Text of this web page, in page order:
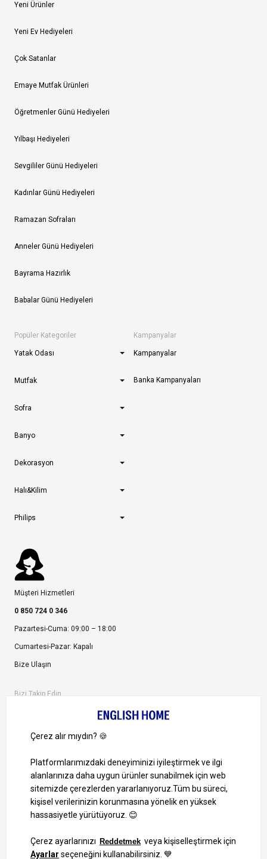
Yeni Ürünler
Yeni Ev Hediyeleri
Çok Satanlar
Emaye Mutfak Ürünleri
Öğretmenler Günü Hediyeleri
Yılbaşı Hediyeleri
Sevgililer Günü Hediyeleri
Kadınlar Günü Hediyeleri
Ramazan Sofraları
Anneler Günü Hediyeleri
Bayrama Hazırlık
Babalar Günü Hediyeleri
Popüler Kategoriler
Yatak Odası
Mutfak
Sofra
Banyo
Dekorasyon
Halı&Kilim
Philips
Kampanyalar
Kampanyalar
Banka Kampanyaları
Müşteri Hizmetleri
0 850 724 0 346
Pazartesi-Cuma: 09:00 – 18:00
Cumartesi-Pazar: Kapalı
Bize Ulaşın
Bizi Takip Edin
1000 TL ve Üzeri Alışverişlerinizde Kargo Bedava!